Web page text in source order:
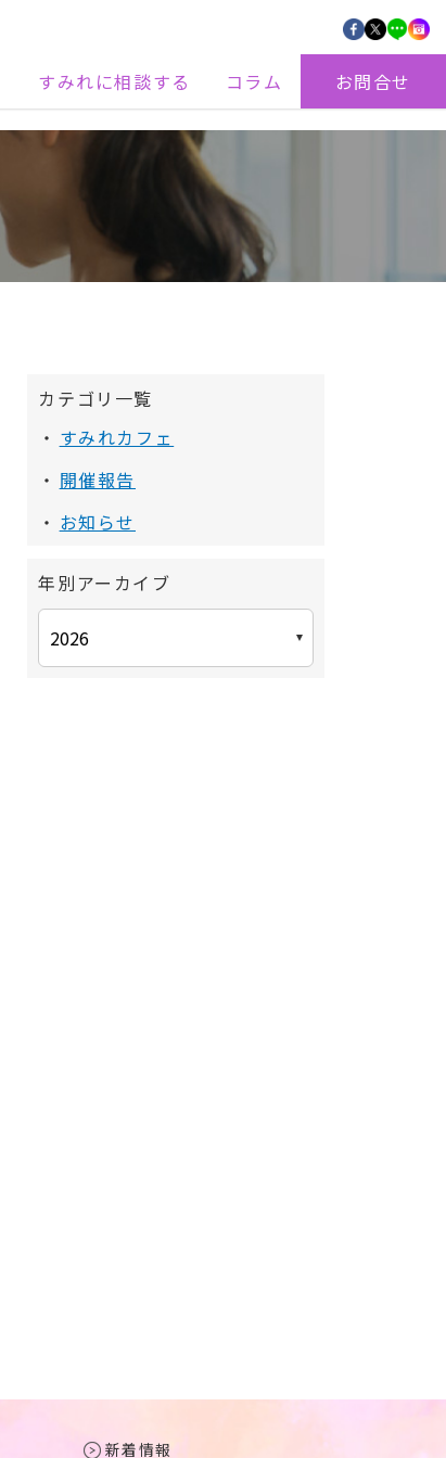
すみれに相談する コラム お問合せ
カテゴリ一覧
すみれカフェ
開催報告
お知らせ
年別アーカイブ
新着情報